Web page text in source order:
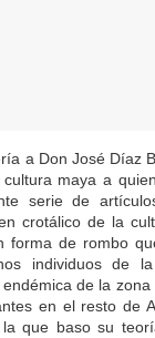
a Don José Díaz
maya a
serie de
crotálico de la
forma de rombo
individuos de
endémica de la
en el resto de
que baso su